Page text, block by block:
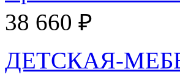
38 660 ₽
ДЕТСКАЯ-